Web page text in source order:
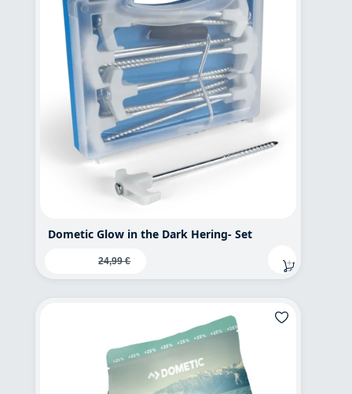
Dometic Glow in the Dark Hering- Set
Verkaufspreis:
Regulärer Preis:
24,99 €